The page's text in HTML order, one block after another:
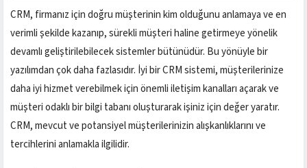
CRM, firmanız için doğru müşterinin kim olduğunu anlamaya ve en
verimli şekilde kazanıp, sürekli müşteri haline getirmeye yönelik
devamlı geliştirilebilecek sistemler bütünüdür. Bu yönüyle bir
yazılımdan çok daha fazlasıdır. İyi bir CRM sistemi, müşterilerinize
daha iyi hizmet verebilmek için önemli iletişim kanalları açarak ve
müşteri odaklı bir bilgi tabanı oluşturarak işiniz için değer yaratır.
CRM, mevcut ve potansiyel müşterilerinizin alışkanlıklarını ve
tercihlerini anlamakla ilgilidir.